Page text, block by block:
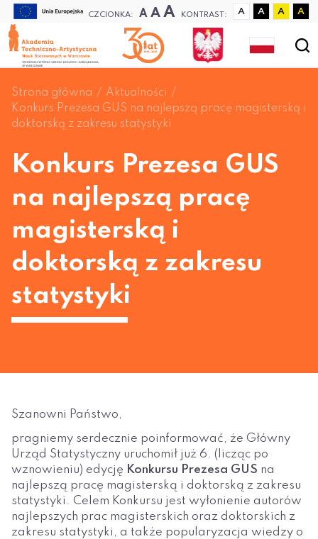
CZCIONKA: A A A KONTRAST: A A A A
Strona główna
Aktualności
Konkurs Prezesa GUS na najlepszą pracę magisterską i
doktorską z zakresu statystyki
Konkurs Prezesa GUS
na najlepszą pracę
magisterską i
doktorską z zakresu
statystyki
Szanowni Państwo,
pragniemy serdecznie poinformować, że Główny
Urząd Statystyczny uruchomił już 6. (licząc po
wznowieniu) edycję Konkursu Prezesa GUS na
najlepszą pracę magisterską i doktorską z zakresu
statystyki. Celem Konkursu jest wyłonienie autorów
najlepszych prac magisterskich oraz doktorskich z
zakresu statystyki, a także popularyzacja wiedzy o